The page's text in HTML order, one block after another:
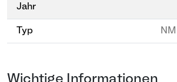
Jahr
Typ
Wichtige Informationen